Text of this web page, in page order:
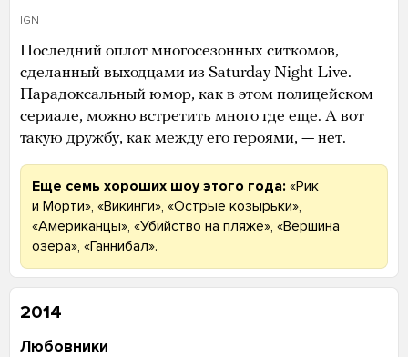
IGN
Последний оплот многосезонных ситкомов,
сделанный выходцами из Saturday Night Live.
Парадоксальный юмор, как в этом полицейском
сериале, можно встретить много где еще. А вот
такую дружбу, как между его героями, — нет.
Еще семь хороших шоу этого года: «Рик
и Морти», «Викинги», «Острые козырьки»,
«Американцы», «Убийство на пляже», «Вершина
озера», «Ганнибал».
2014
Любовники